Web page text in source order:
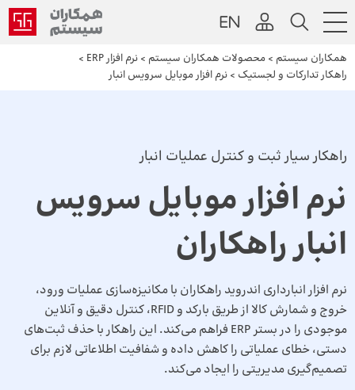
همکاران سیستم > محصولات همکاران سیستم > نرم افزار ERP
>
راهکار تدارکات و لجستیک > نرم افزار موبایل سرویس انبار
راهکار سیار ثبت و کنترل عملیات انبار
نرم افزار موبایل سرویس
انبار راهکاران
نرم افزار انبارداری اندروید راهکاران با مکانیزه‌سازی عملیات ورود،
خروج و شمارش کالا از طریق بارکد و RFID، کنترل دقیق و آنلاین
موجودی را در بستر ERP فراهم می‌کند. این راهکار با حذف ثبت‌های
دستی، خطای عملیاتی را کاهش داده و شفافیت اطلاعاتی لازم برای
تصمیم‌گیری مدیریتی را ایجاد می‌کند.